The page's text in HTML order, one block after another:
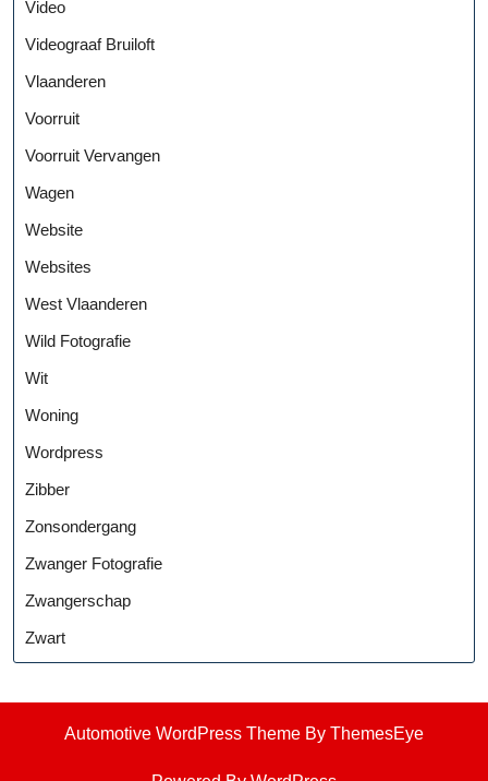
Video
Videograaf Bruiloft
Vlaanderen
Voorruit
Voorruit Vervangen
Wagen
Website
Websites
West Vlaanderen
Wild Fotografie
Wit
Woning
Wordpress
Zibber
Zonsondergang
Zwanger Fotografie
Zwangerschap
Zwart
Automotive WordPress Theme By ThemesEye